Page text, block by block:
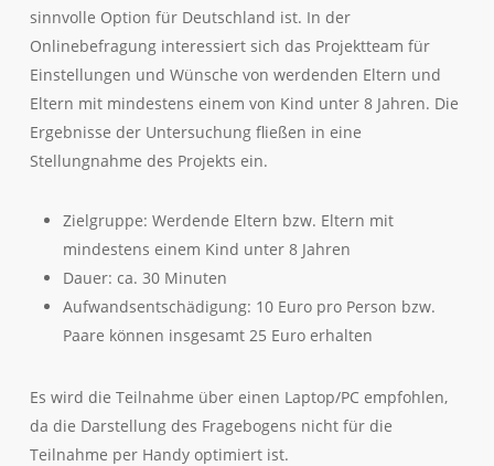
sinnvolle Option für Deutschland ist. In der
Onlinebefragung interessiert sich das Projektteam für
Einstellungen und Wünsche von werdenden Eltern und
Eltern mit mindestens einem von Kind unter 8 Jahren. Die
Ergebnisse der Untersuchung fließen in eine
Stellungnahme des Projekts ein.
Zielgruppe: Werdende Eltern bzw. Eltern mit
mindestens einem Kind unter 8 Jahren
Dauer: ca. 30 Minuten
Aufwandsentschädigung: 10 Euro pro Person bzw.
Paare können insgesamt 25 Euro erhalten
Es wird die Teilnahme über einen Laptop/PC empfohlen,
da die Darstellung des Fragebogens nicht für die
Teilnahme per Handy optimiert ist.